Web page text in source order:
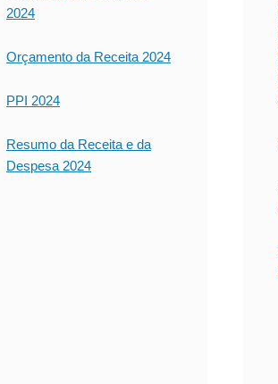
2024
Orçamento da Receita 2024
PPI 2024
Resumo da Receita e da
Despesa 2024